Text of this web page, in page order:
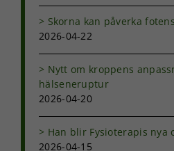
Skorna kan påverka
2026-04-22
Nytt om kroppens
hälseneruptur
2026-04-20
Han blir Fysioterapis nya
2026-04-15